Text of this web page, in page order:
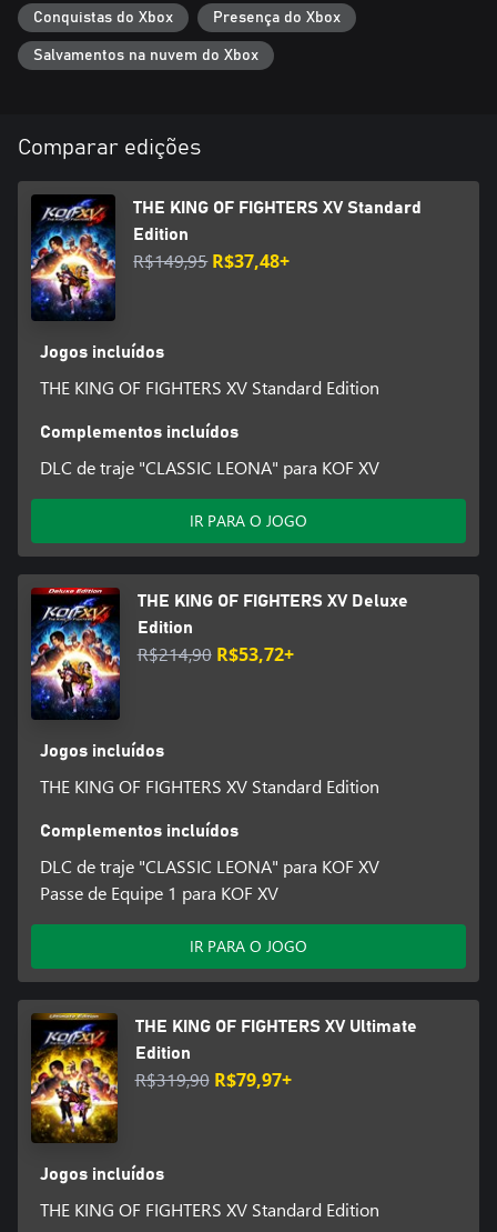
- O ápice do sistema de batalha da série
Além de manter o tradicional sistema de batalha 3 contra 3 da
- Jogo online fácil e versátil
Também há uma variedade de opções de batalha que permitem
escolher como você quer jogar!
- KOF vem repleto de conteúdos para você
Inclui uma galera de vídeos e vozes, e a nova DJ STATION, com
mais de 300 músicas célebres da série KOF e muito mais.
Conquistas do Xbox Presença do Xbox
Salvamentos na nuvem do Xbox
Comparar edições
THE KING OF FIGHTERS XV Standard
Edition
R$149,95 R$37,48+
Jogos incluídos
THE KING OF FIGHTERS XV Standard Edition
Complementos incluídos
DLC de traje "CLASSIC LEONA" para KOF XV
IR PARA O JOGO
THE KING OF FIGHTERS XV Deluxe
Edition
R$214,90 R$53,72+
Jogos incluídos
THE KING OF FIGHTERS XV Standard Edition
Complementos incluídos
DLC de traje "CLASSIC LEONA" para KOF XV
Passe de Equipe 1 para KOF XV
IR PARA O JOGO
THE KING OF FIGHTERS XV Ultimate
Edition
R$319,90 R$79,97+
Jogos incluídos
THE KING OF FIGHTERS XV Standard Edition